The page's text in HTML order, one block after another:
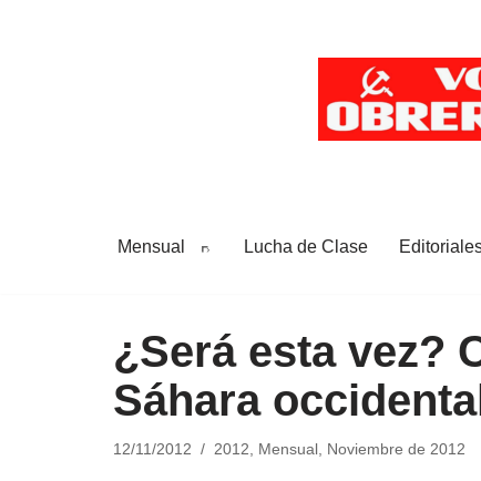
Mensual Lucha de Clase
¿Será esta vez?
Sáhara
12/11/2012 2012 Mensual Noviembre de 2012